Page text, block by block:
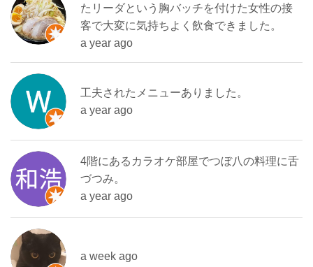
たリーダという胸バッチを付けた女性の接
客で大変に気持ちよく飲食できました。
a year ago
工夫されたメニューありました。
a year ago
4階にあるカラオケ部屋でつぼ八の料理に舌
づつみ。
a year ago
a week ago